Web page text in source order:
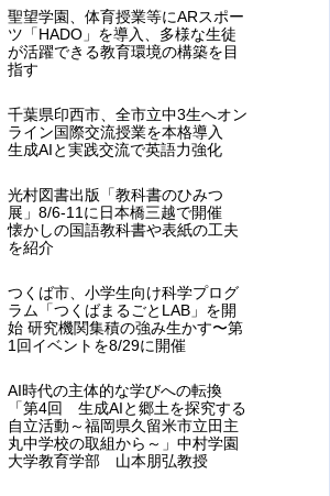
聖望学園、体育授業等にARスポー
ツ「HADO」を導入、多様な生徒
が活躍できる教育環境の構築を目
指す
千葉県印西市、全市立中3生へオン
ライン国際交流授業を本格導入
生成AIと実践交流で英語力強化
光村図書出版「教科書のひみつ
展」8/6-11に日本橋三越で開催
懐かしの国語教科書や表紙の工夫
を紹介
つくば市、小学生向け科学プログ
ラム「つくばまるごとLAB」を開
始 研究機関集積の強み生かす〜第
1回イベントを8/29に開催
AI時代の主体的な学びへの転換
「第4回 生成AIと郷土を探究する
自立活動～福岡県久留米市立田主
丸中学校の取組から～」中村学園
大学教育学部 山本朋弘教授